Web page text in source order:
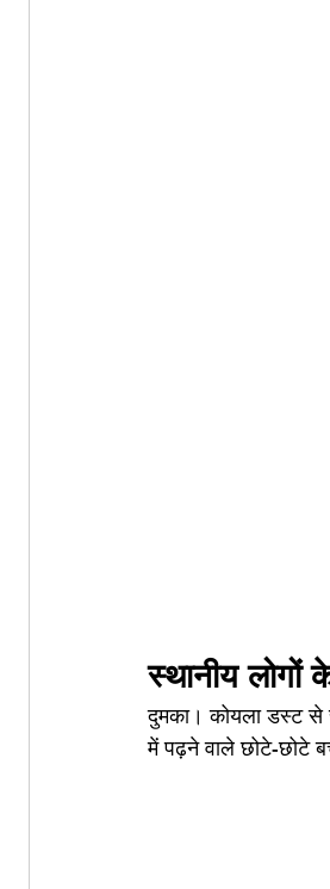
स्थानीय लोगों
दुमका। कोयला डस्ट से
में पढ़ने वाले छोटे-छोटे